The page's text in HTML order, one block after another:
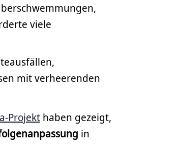
viele
mit verheerenden
Projekt haben gezeigt,
in